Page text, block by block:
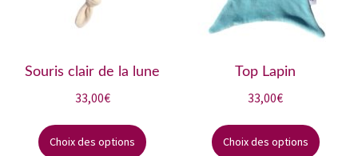
produit
Souris clair de la lune
33,00€
Choix des options
produit
Top Lapin
33,00€
Choix des options